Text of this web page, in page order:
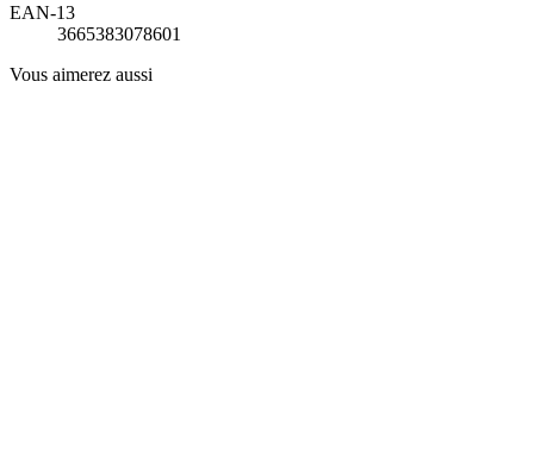
EAN-13
3665383078601
Vous aimerez aussi